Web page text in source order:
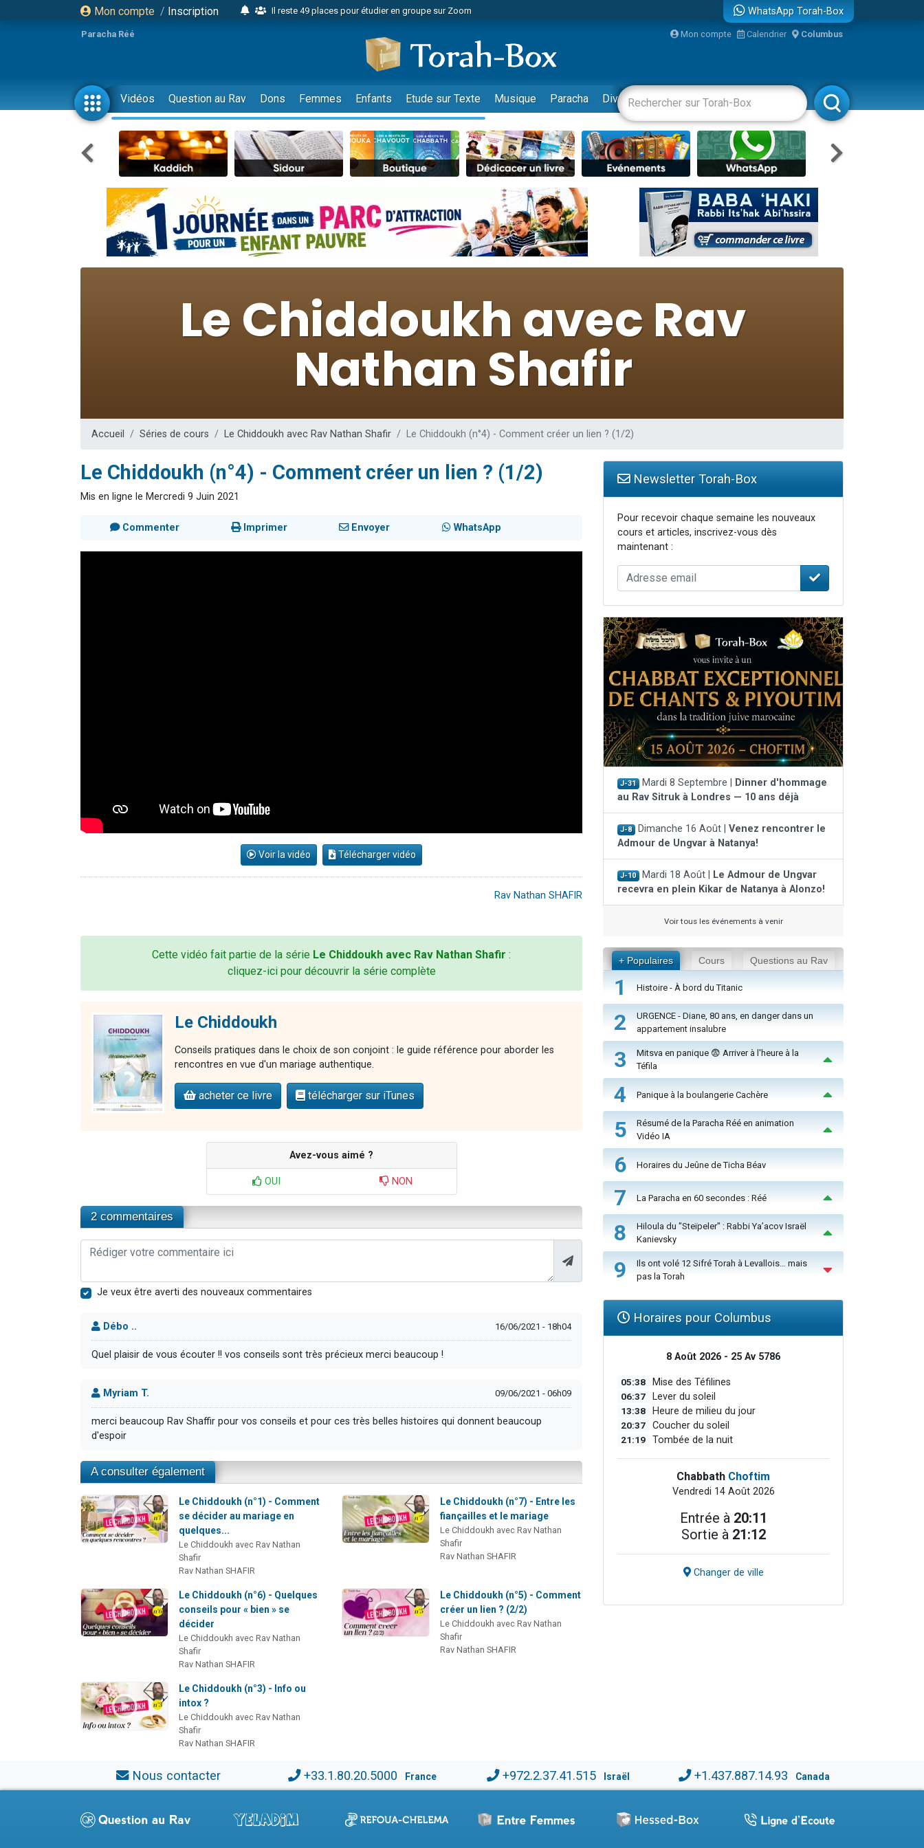
Mon compte / Inscription
Il reste 49 places pour étudier en groupe sur Zoom
2 personnes viennent de nous rejoindre sur WhatsApp
6 personnes viennent de nous rejoindre sur WhatsApp
4 personnes viennent de faire un don pour Reloger Rivka, 6 enfants, victime de violences...
2 personnes viennent de faire un don pour 1 Journée de Vacances Pour les Enfants
17 personnes viennent de demander une bénédiction
4 personnes viennent de nous rejoindre sur WhatsApp
Il reste 49 places pour étudier en groupe sur Zoom
4 personnes viennent de nous rejoindre sur WhatsApp
3 personnes viennent de nous rejoindre sur WhatsApp
Odaya vient de donner son Maasser
2 personnes viennent de nous rejoindre sur WhatsApp
13 personnes viennent de demander une bénédiction
30 personnes viennent de faire un don pour Sauvez la jambe de Yohan
Il reste 49 places pour étudier en groupe sur Zoom
12 nouvelles musiques dans Torah-Box Music
WhatsApp Torah-Box
Paracha Réé Mon compte Calendrier Columbus
Vidéos Question au Rav Dons Femmes Enfants Etude sur Texte Musique Paracha Divertissements Livres Rabbanim
Accueil Séries de cours Le Chiddoukh avec Rav Nathan Shafir Le Chiddoukh (n°4) - Comment créer un lien ? (1/2)
Le Chiddoukh (n°4) - Comment créer un lien ? (1/2)
Mis en ligne le Mercredi 9 Juin 2021
Commenter Imprimer Envoyer WhatsApp
Voir la vidéo Télécharger vidéo
Rav Nathan SHAFIR
Cette vidéo fait partie de la série Le Chiddoukh avec Rav Nathan Shafir :
cliquez-ici pour découvrir la série complète
Le Chiddoukh
Conseils pratiques dans le choix de son conjoint : le guide référence pour aborder les
rencontres en vue d'un mariage authentique.
acheter ce livre télécharger sur iTunes
Avez-vous aimé ?
OUI NON
2 commentaires
Je veux être averti des nouveaux commentaires
Débo .. 16/06/2021 - 18h04
Quel plaisir de vous écouter !! vos conseils sont très précieux merci beaucoup !
Myriam T. 09/06/2021 - 06h09
merci beaucoup Rav Shaffir pour vos conseils et pour ces très belles histoires qui donnent beaucoup
d'espoir
A consulter également
Le Chiddoukh (n°1) - Comment
se décider au mariage en
quelques...
Le Chiddoukh avec Rav Nathan
Shafir
Rav Nathan SHAFIR
Le Chiddoukh (n°7) - Entre les
fiançailles et le mariage
Le Chiddoukh avec Rav Nathan
Shafir
Rav Nathan SHAFIR
Le Chiddoukh (n°6) - Quelques
conseils pour « bien » se
décider
Le Chiddoukh avec Rav Nathan
Shafir
Rav Nathan SHAFIR
Le Chiddoukh (n°5) - Comment
créer un lien ? (2/2)
Le Chiddoukh avec Rav Nathan
Shafir
Rav Nathan SHAFIR
Le Chiddoukh (n°3) - Info ou
intox ?
Le Chiddoukh avec Rav Nathan
Shafir
Rav Nathan SHAFIR
Newsletter Torah-Box
Pour recevoir chaque semaine les nouveaux
cours et articles, inscrivez-vous dès
maintenant :
J-31 Mardi 8 Septembre |
Dinner d'hommage
au Rav Sitruk à Londres — 10 ans déjà
J-8 Dimanche 16 Août | Venez rencontrer le
Admour de Ungvar à Natanya!
J-10 Mardi 18 Août |
Le Admour de Ungvar
recevra en plein Kikar de Natanya à Alonzo!
Voir tous les événements à venir
+ Populaires Cours Questions au Rav
1 Histoire - À bord du Titanic
2
URGENCE - Diane, 80 ans, en danger dans un
appartement insalubre
3
Mitsva en panique 😨 Arriver à l'heure à la
Téfila
4 Panique à la boulangerie Cachère
5
Résumé de la Paracha Réé en animation
Vidéo IA
6 Horaires du Jeûne de Ticha Béav
7 La Paracha en 60 secondes : Réé
8
Hiloula du "Steïpeler" : Rabbi Ya’acov Israël
Kanievsky
9
Ils ont volé 12 Sifré Torah à Levallois… mais
pas la Torah
Horaires pour Columbus
8 Août 2026 - 25 Av 5786
05:38 Mise des Téfilines
06:37 Lever du soleil
13:38 Heure de milieu du jour
20:37 Coucher du soleil
21:19 Tombée de la nuit
Chabbath Choftim
Vendredi 14 Août 2026
Entrée à 20:11
Sortie à 21:12
Changer de ville
Nous contacter +33.1.80.20.5000 France +972.2.37.41.515 Israël +1.437.887.14.93 Canada